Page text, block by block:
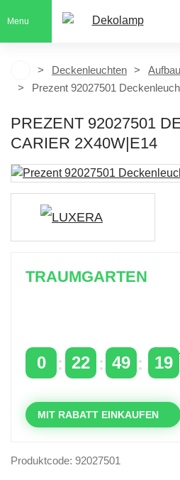
Menu
Deckenleuchten
Prezent 92027501
PREZENT 92027501
CARIER 2X40W|E14
TRAUMGARTEN
0 22 49 18
MIT RABATT EINKAUFEN
Produktcode: 92027501